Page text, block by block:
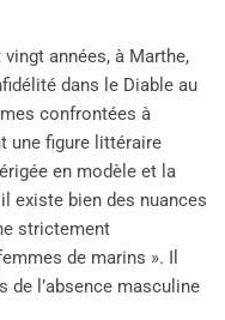
années, à Marthe,
dans le Diable au
confrontées à
une figure littéraire
en modèle et la
existe bien des nuances
strictement
de marins ». Il
de l’absence masculine